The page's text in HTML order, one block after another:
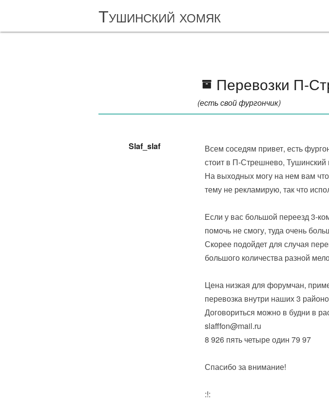
Тушинский хомяк
Перевозки П-
(есть свой фургончик)
Slaf_slaf
Всем соседям привет, есть
стоит в П-Стрешнево, Тушинский
На выходных могу на нем вам
тему не рекламирую, так что
Если у вас большой переезд 3-
помочь не смогу, туда очень
Скорее подойдет для случая
большого количества разной
Цена низкая для форумчан,
перевозка внутри наших 3
Договориться можно в будни в
slafffon@mail.ru
8 926 пять четыре один 79 97
Спасибо за внимание!
:!: